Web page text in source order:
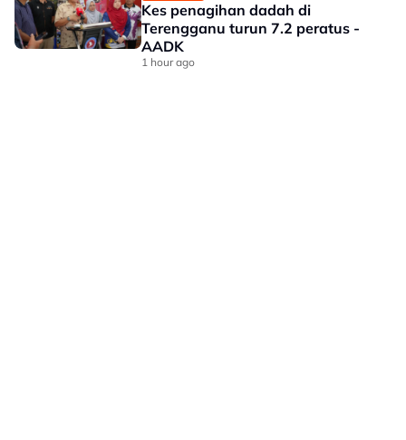
Kes penagihan dadah di
Terengganu turun 7.2 peratus -
AADK
1 hour ago